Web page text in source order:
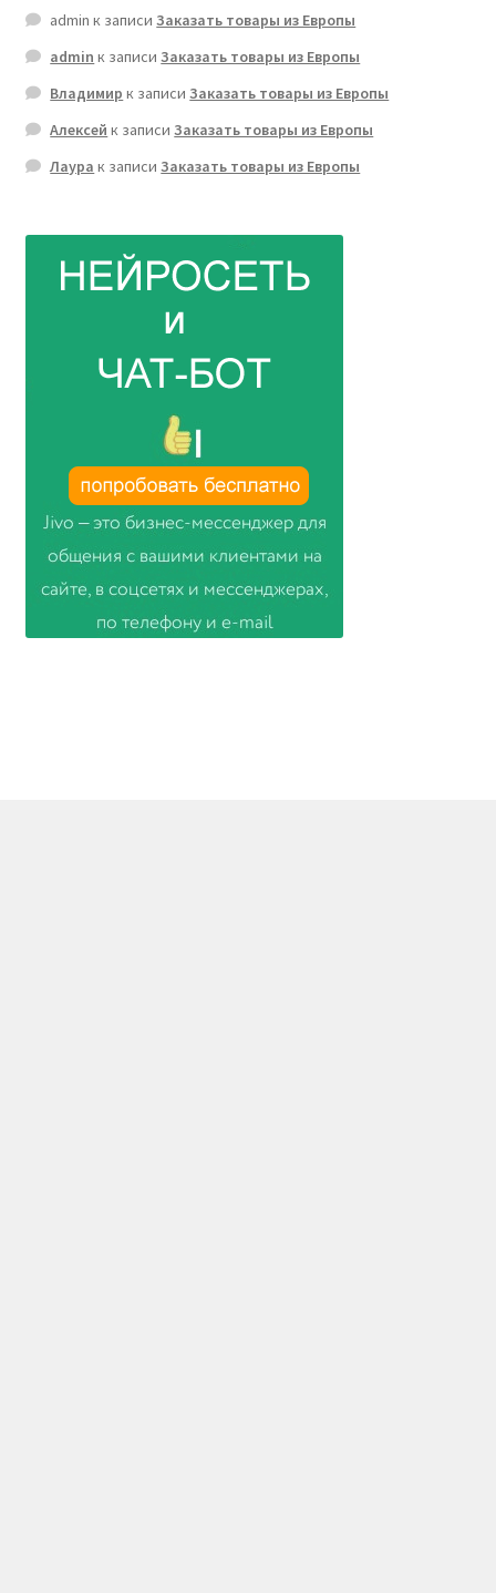
admin к записиЗаказать товары из Европы
admin к записиЗаказать товары из Европы
Владимир к записиЗаказать товары из Европы
Алексей к записиЗаказать товары из Европы
Лаура к записиЗаказать товары из Европы